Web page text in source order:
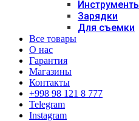
Зарядки
Для съемки
Все товары
О нас
Гарантия
Магазины
Контакты
+998 98 121 8 777
Telegram
Instagram